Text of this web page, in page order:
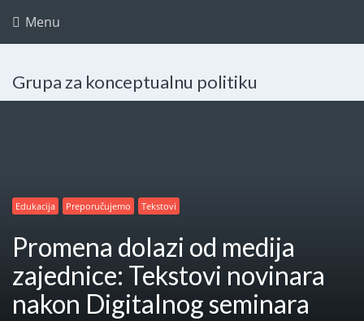
Menu
Grupa za konceptualnu politiku
Edukacija Preporučujemo Tekstovi
Promena dolazi od medija
zajednice: Tekstovi novinara
nakon Digitalnog seminara